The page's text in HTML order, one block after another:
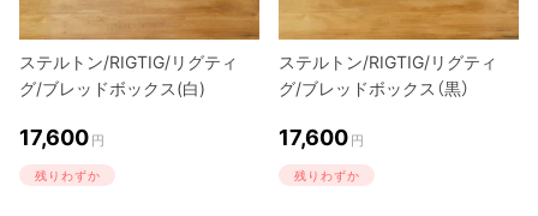
ステルトン/RIGTIG/リグティ
グ/ブレッドボックス(白)
17,600 円
残りわずか
ステルトン/RIGTIG/リグティ
グ/ブレッドボックス（黒）
17,600 円
残りわずか